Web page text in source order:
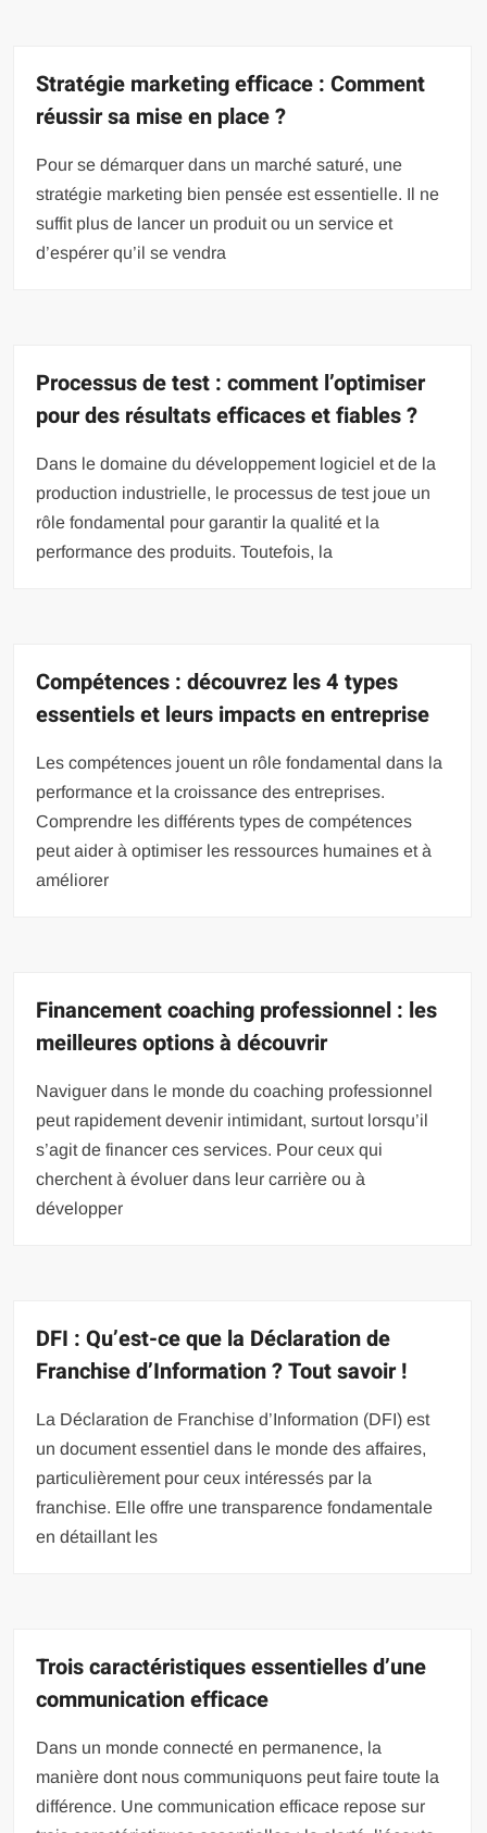
Stratégie marketing efficace : Comment
réussir sa mise en place ?
Pour se démarquer dans un marché saturé, une
stratégie marketing bien pensée est essentielle. Il ne
suffit plus de lancer un produit ou un service et
d’espérer qu’il se vendra
Processus de test : comment l’optimiser
pour des résultats efficaces et fiables ?
Dans le domaine du développement logiciel et de la
production industrielle, le processus de test joue un
rôle fondamental pour garantir la qualité et la
performance des produits. Toutefois, la
Compétences : découvrez les 4 types
essentiels et leurs impacts en entreprise
Les compétences jouent un rôle fondamental dans la
performance et la croissance des entreprises.
Comprendre les différents types de compétences
peut aider à optimiser les ressources humaines et à
améliorer
Financement coaching professionnel : les
meilleures options à découvrir
Naviguer dans le monde du coaching professionnel
peut rapidement devenir intimidant, surtout lorsqu’il
s’agit de financer ces services. Pour ceux qui
cherchent à évoluer dans leur carrière ou à
développer
DFI : Qu’est-ce que la Déclaration de
Franchise d’Information ? Tout savoir !
La Déclaration de Franchise d’Information (DFI) est
un document essentiel dans le monde des affaires,
particulièrement pour ceux intéressés par la
franchise. Elle offre une transparence fondamentale
en détaillant les
Trois caractéristiques essentielles d’une
communication efficace
Dans un monde connecté en permanence, la
manière dont nous communiquons peut faire toute la
différence. Une communication efficace repose sur